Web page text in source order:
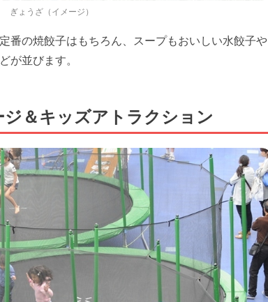
ぎょうざ（イメージ）
番の焼餃子はもちろん、スープもおいしい水餃子や
が並びます。
＆キッズアトラクション